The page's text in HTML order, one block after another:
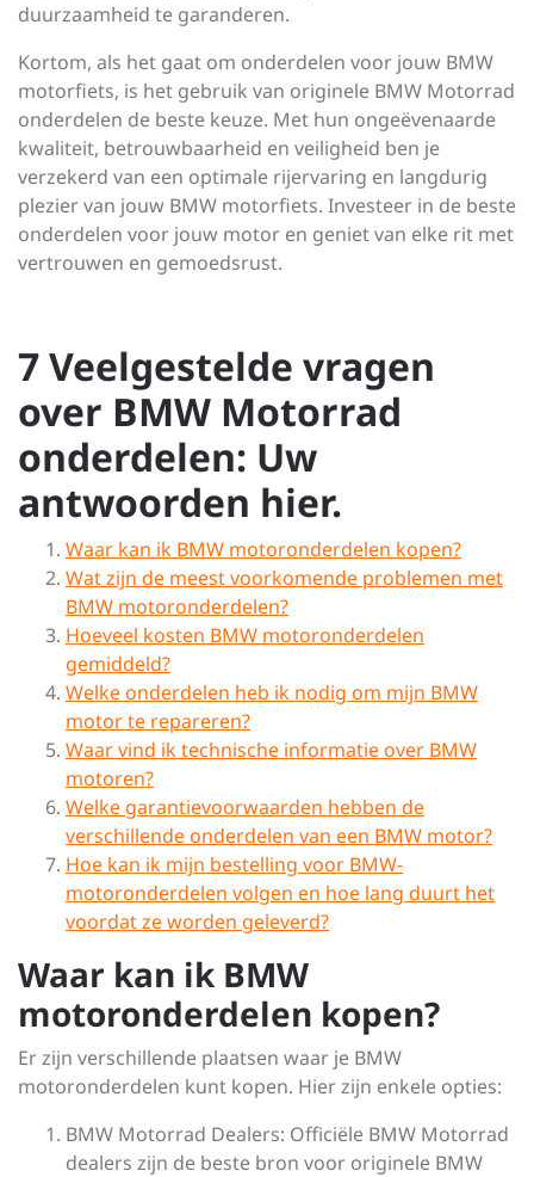
duurzaamheid te garanderen.
Kortom, als het gaat om onderdelen voor jouw BMW
motorfiets, is het gebruik van originele BMW Motorrad
onderdelen de beste keuze. Met hun ongeëvenaarde
kwaliteit, betrouwbaarheid en veiligheid ben je
verzekerd van een optimale rijervaring en langdurig
plezier van jouw BMW motorfiets. Investeer in de beste
onderdelen voor jouw motor en geniet van elke rit met
vertrouwen en gemoedsrust.
7 Veelgestelde vragen
over BMW Motorrad
onderdelen: Uw
antwoorden hier.
Waar kan ik BMW motoronderdelen kopen?
Wat zijn de meest voorkomende problemen met
BMW motoronderdelen?
Hoeveel kosten BMW motoronderdelen
gemiddeld?
Welke onderdelen heb ik nodig om mijn BMW
motor te repareren?
Waar vind ik technische informatie over BMW
motoren?
Welke garantievoorwaarden hebben de
verschillende onderdelen van een BMW motor?
Hoe kan ik mijn bestelling voor BMW-
motoronderdelen volgen en hoe lang duurt het
voordat ze worden geleverd?
Waar kan ik BMW
motoronderdelen kopen?
Er zijn verschillende plaatsen waar je BMW
motoronderdelen kunt kopen. Hier zijn enkele opties:
BMW Motorrad Dealers: Officiële BMW Motorrad
dealers zijn de beste bron voor originele BMW